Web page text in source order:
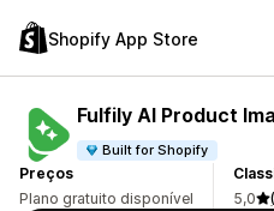
Shopify App Store
Fulfily AI Product
Built for Shopify
Preços
Plano gratuito disponível
5,0